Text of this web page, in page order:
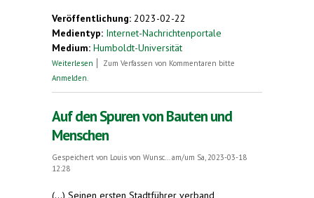
Veröffentlichung: 2023-02-22
Medientyp: Internet-Nachrichtenportale
Medium: Humboldt-Universität
Weiterlesen über Esperanto: Geschichte und Vision einer
Zum Verfassen von Kommentaren bitte
Anmelden
Auf den Spuren von Bauten und
Menschen
Gespeichert von Louis von Wunsc...
am/um Sa, 2023-03-18
12:28
(...) Seinen ersten Stadtführer verband